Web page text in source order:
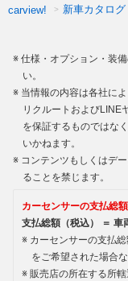
carview! 新車カタログ
仕様・オプション・装
い。
当情報の内容は各社に
リクルートおよびLINE
を保証するものではな
いかねます。
コンテンツもしくはデ
ることを禁じます。
カーセンサーの支払総
支払総額（税込） ＝ 車
カーセンサーの支払
をご希望された場合
販売店の所在する所